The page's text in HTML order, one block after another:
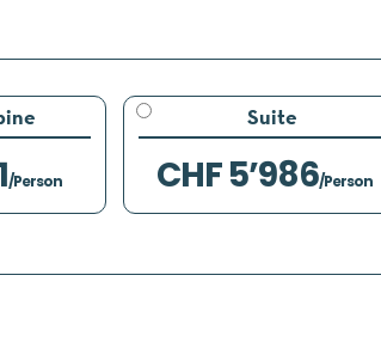
/Person
Suite
CHF 5’986/Person